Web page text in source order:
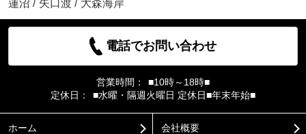
蓮沼 / 矢口渡 / 大森海岸
電話でお問い合わせ
営業時間：
■10時～18時■
定休日：
■水曜・隔週火曜日 定休日■年末年始■
ホーム 会社概要